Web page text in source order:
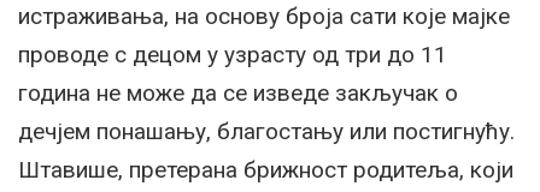
истраживања, на основу броја сати које мајке
проводе с децом у узрасту од три до 11
година не може да се изведе закључак о
дечјем понашању, благостању или постигнућу.
Штавише, претерана брижност родитеља, који